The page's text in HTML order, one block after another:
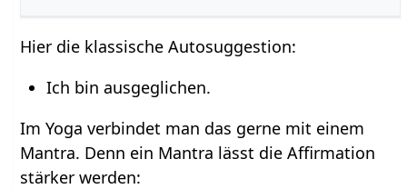
Hier die klassische Autosuggestion:
Ich bin ausgeglichen.
Im Yoga verbindet man das gerne mit einem
Mantra. Denn ein Mantra lässt die Affirmation
stärker werden: